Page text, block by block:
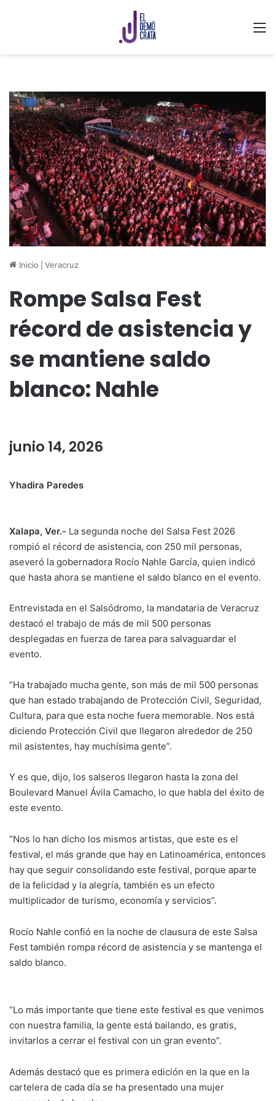
Inicio Veracruz
Rompe Salsa Fest
récord de asistencia y
se mantiene saldo
blanco: Nahle
junio 14, 2026
Yhadira Paredes
Xalapa, Ver.- La segunda noche del Salsa Fest 2026
rompió el récord de asistencia, con 250 mil personas,
aseveró la gobernadora Rocío Nahle García, quien indicó
que hasta ahora se mantiene el saldo blanco en el evento.
Entrevistada en el Salsódromo, la mandataria de Veracruz
destacó el trabajo de más de mil 500 personas
desplegadas en fuerza de tarea para salvaguardar el
evento.
“Ha trabajado mucha gente, son más de mil 500 personas
que han estado trabajando de Protección Civil, Seguridad,
Cultura, para que esta noche fuera memorable. Nos está
diciendo Protección Civil que llegaron alrededor de 250
mil asistentes, hay muchísima gente”.
Y es que, dijo, los salseros llegaron hasta la zona del
Boulevard Manuel Ávila Camacho, lo que habla del éxito de
este evento.
“Nos lo han dicho los mismos artistas, que este es el
festival, el más grande que hay en Latinoamérica, entonces
hay que seguir consolidando este festival, porque aparte
de la felicidad y la alegría, también es un efecto
multiplicador de turismo, economía y servicios”.
Rocío Nahle confió en la noche de clausura de este Salsa
Fest también rompa récord de asistencia y se mantenga el
saldo blanco.
“Lo más importante que tiene este festival es que venimos
con nuestra familia, la gente está bailando, es gratis,
invitarlos a cerrar el festival con un gran evento”.
Además destacó que es primera edición en la que en la
cartelera de cada día se ha presentado una mujer